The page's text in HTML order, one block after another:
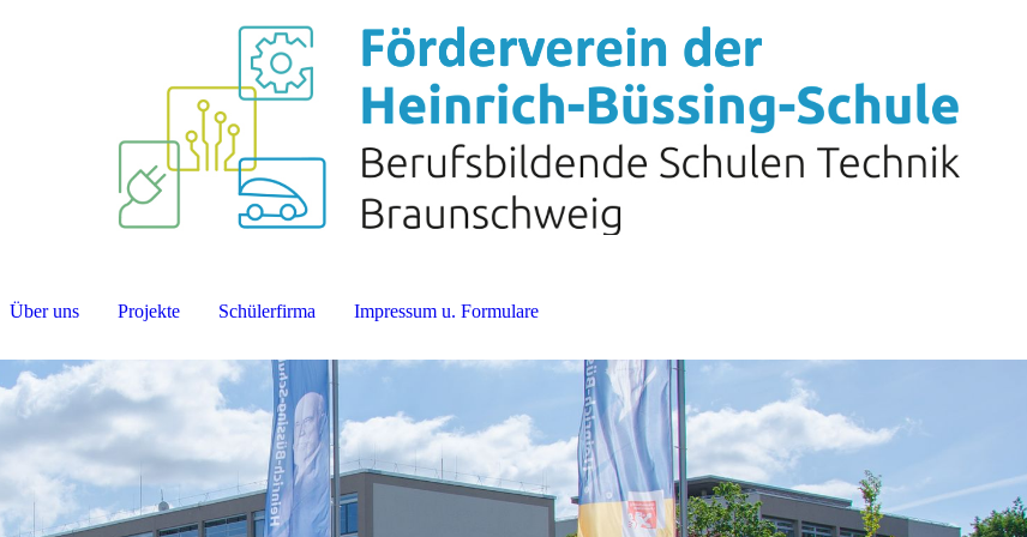
Über uns Projekte Schülerfirma Impressum u. Formulare